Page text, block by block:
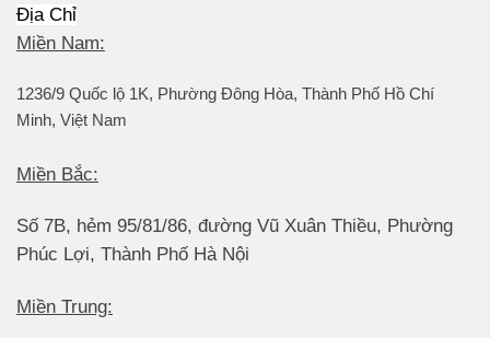
Địa Chỉ
Miền Nam:
1236/9 Quốc lộ 1K, Phường Đông Hòa, Thành Phố Hồ Chí
Minh, Việt Nam
Miền Bắc:
Số 7B, hẻm 95/81/86, đường Vũ Xuân Thiều, Phường
Phúc Lợi, Thành Phố Hà Nội
Miền Trung: